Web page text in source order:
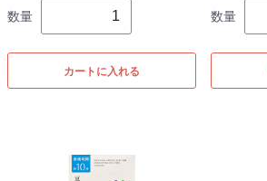
数量
カートに入れる
数量